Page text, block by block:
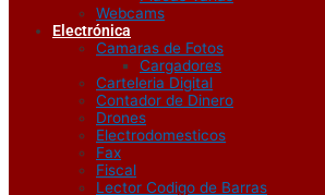
Webcams
Electrónica
Camaras de Fotos
Cargadores
Carteleria Digital
Contador de Dinero
Drones
Electrodomesticos
Fax
Fiscal
Lector Codigo de Barras